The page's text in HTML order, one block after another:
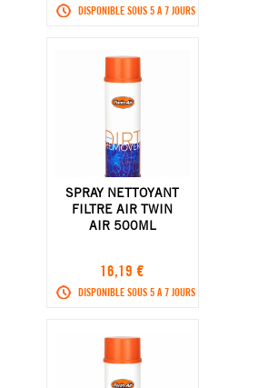
DISPONIBLE SOUS 5 A 7 JOURS
SPRAY NETTOYANT
FILTRE AIR TWIN
AIR 500ML
16,19 €
DISPONIBLE SOUS 5 A 7 JOURS